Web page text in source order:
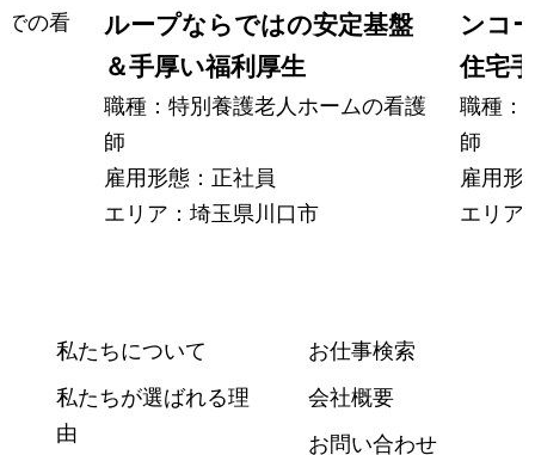
での看
ループならではの安定基盤
＆手厚い福利厚生
職種：特別養護老人ホームの看護
師
雇用形態：正社員
エリア：埼玉県川口市
ンコ
住宅
職種：
師
雇用形
エリア
私たちについて
私たちが選ばれる理
由
お仕事検索
会社概要
お問い合わせ